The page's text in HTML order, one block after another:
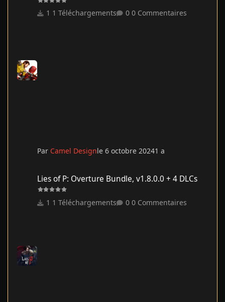
1 Téléchargements 0 Commentaires
Par Camel Designle 6 octobre 20241 a
Lies of P: Overture Bundle, v1.8.0.0 + 4 DLCs
1 Téléchargements 0 Commentaires